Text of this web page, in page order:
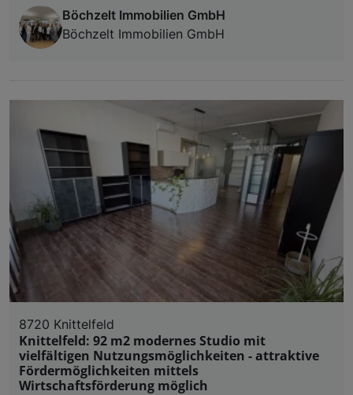
Böchzelt Immobilien GmbH
Böchzelt Immobilien GmbH
8720 Knittelfeld
Knittelfeld: 92 m2 modernes Studio mit
vielfältigen Nutzungsmöglichkeiten - attraktive
Fördermöglichkeiten mittels
Wirtschaftsförderung möglich